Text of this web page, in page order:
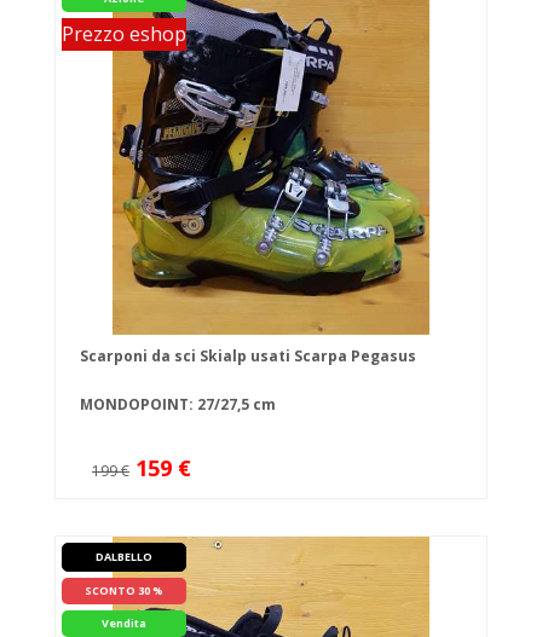
Prezzo eshop
Scarponi da sci Skialp usati Scarpa Pegasus
MONDOPOINT: 27/27,5 cm
199 € 159 €
DALBELLO
SCONTO 30 %
Vendita